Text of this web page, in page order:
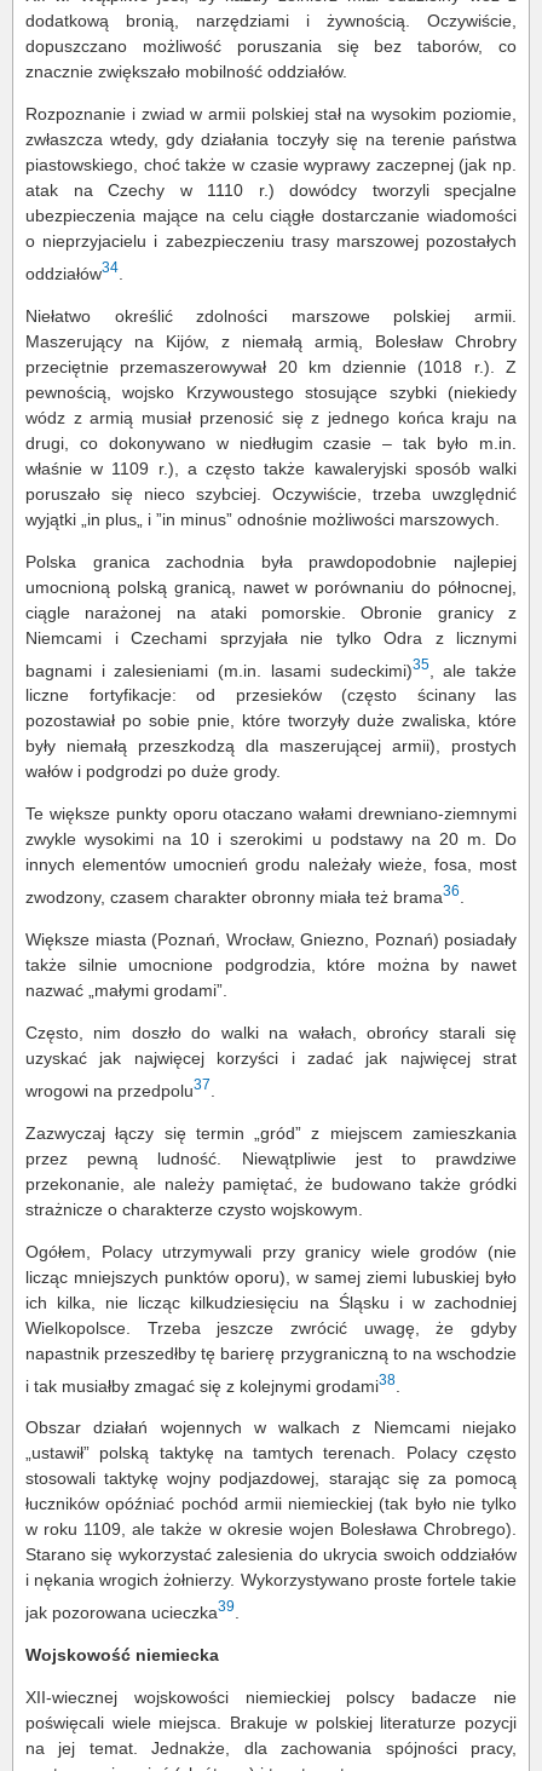
dodatkową bronią, narzędziami i żywnością. Oczywiście,
dopuszczano możliwość poruszania się bez taborów, co
znacznie zwiększało mobilność oddziałów.
Rozpoznanie i zwiad w armii polskiej stał na wysokim poziomie,
zwłaszcza wtedy, gdy działania toczyły się na terenie państwa
piastowskiego, choć także w czasie wyprawy zaczepnej (jak np.
atak na Czechy w 1110 r.) dowódcy tworzyli specjalne
ubezpieczenia mające na celu ciągłe dostarczanie wiadomości
o nieprzyjacielu i zabezpieczeniu trasy marszowej pozostałych
oddziałów34
Niełatwo określić zdolności marszowe polskiej armii.
Maszerujący na Kijów, z niemałą armią, Bolesław Chrobry
przeciętnie przemaszerowywał 20 km dziennie (1018 r.). Z
pewnością, wojsko Krzywoustego stosujące szybki (niekiedy
wódz z armią musiał przenosić się z jednego końca kraju na
drugi, co dokonywano w niedługim czasie – tak było m.in.
właśnie w 1109 r.), a często także kawaleryjski sposób walki
poruszało się nieco szybciej. Oczywiście, trzeba uwzględnić
wyjątki „in plus„ i ”in minus” odnośnie możliwości marszowych.
Polska granica zachodnia była prawdopodobnie najlepiej
umocnioną polską granicą, nawet w porównaniu do północnej,
ciągle narażonej na ataki pomorskie. Obronie granicy z
Niemcami i Czechami sprzyjała nie tylko Odra z licznymi
bagnami i zalesieniami (m.in. lasami sudeckimi)35, ale także
liczne fortyfikacje: od przesieków (często ścinany las
pozostawiał po sobie pnie, które tworzyły duże zwaliska, które
były niemałą przeszkodzą dla maszerującej armii), prostych
wałów i podgrodzi po duże grody.
Te większe punkty oporu otaczano wałami drewniano-ziemnymi
zwykle wysokimi na 10 i szerokimi u podstawy na 20 m. Do
innych elementów umocnień grodu należały wieże, fosa, most
zwodzony, czasem charakter obronny miała też brama36
Większe miasta (Poznań, Wrocław, Gniezno, Poznań) posiadały
także silnie umocnione podgrodzia, które można by nawet
nazwać „małymi grodami”.
Często, nim doszło do walki na wałach, obrońcy starali się
uzyskać jak najwięcej korzyści i zadać jak najwięcej strat
wrogowi na przedpolu37
Zazwyczaj łączy się termin „gród” z miejscem zamieszkania
przez pewną ludność. Niewątpliwie jest to prawdziwe
przekonanie, ale należy pamiętać, że budowano także gródki
strażnicze o charakterze czysto wojskowym.
Ogółem, Polacy utrzymywali przy granicy wiele grodów (nie
licząc mniejszych punktów oporu), w samej ziemi lubuskiej było
ich kilka, nie licząc kilkudziesięciu na Śląsku i w zachodniej
Wielkopolsce. Trzeba jeszcze zwrócić uwagę, że gdyby
napastnik przeszedłby tę barierę przygraniczną to na wschodzie
i tak musiałby zmagać się z kolejnymi grodami38
Obszar działań wojennych w walkach z Niemcami niejako
„ustawił” polską taktykę na tamtych terenach. Polacy często
stosowali taktykę wojny podjazdowej, starając się za pomocą
łuczników opóźniać pochód armii niemieckiej (tak było nie tylko
w roku 1109, ale także w okresie wojen Bolesława Chrobrego).
Starano się wykorzystać zalesienia do ukrycia swoich oddziałów
i nękania wrogich żołnierzy. Wykorzystywano proste fortele takie
jak pozorowana ucieczka39
Wojskowość niemiecka
XII-wiecznej wojskowości niemieckiej polscy badacze nie
poświęcali wiele miejsca. Brakuje w polskiej literaturze pozycji
na jej temat. Jednakże, dla zachowania spójności pracy,